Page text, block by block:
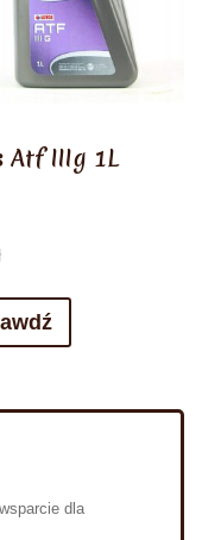
Atf IIIg 1L
dla